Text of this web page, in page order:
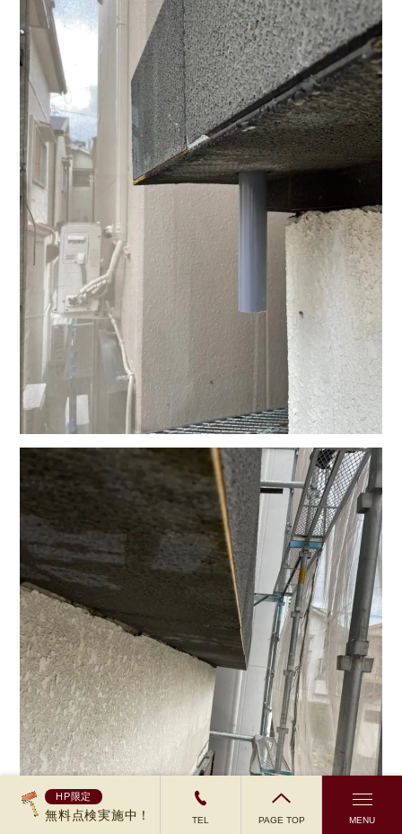
HP限定
無料点検実施中！ TEL PAGE TOP MENU